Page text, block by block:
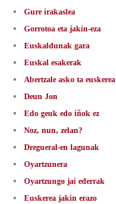
Gure irakaslea
Gorrotoa eta jakin-eza
Euskaldunak gara
Euskal esakerak
Abertzale asko ta euskerea
Deun Jon
Edo geuk edo iñok ez
Noz, nun, zelan?
Dregueral-en lagunak
Oyartzunera
Oyartzungo jai ederrak
Euskerea jakin erazo